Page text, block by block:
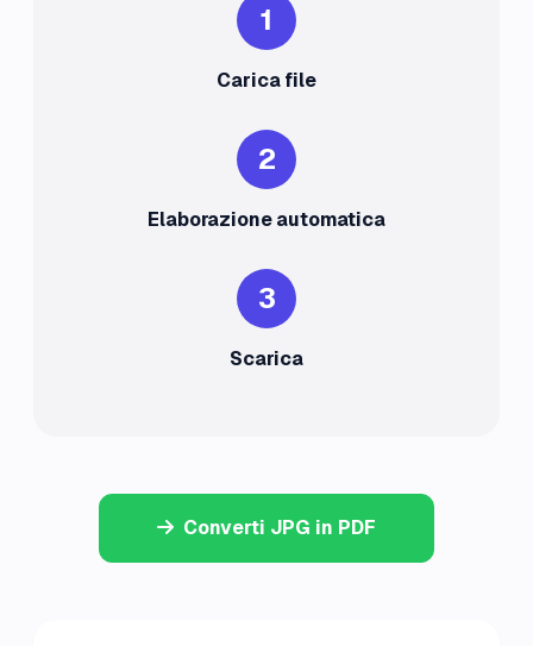
1
Carica file
2
Elaborazione automatica
3
Scarica
Converti JPG in PDF